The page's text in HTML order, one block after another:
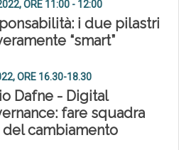
ORE 11:00 - 12:00
i due pilastri
“smart”
ORE 16.30-18.30
Dafne - Digital
fare squadra
cambiamento